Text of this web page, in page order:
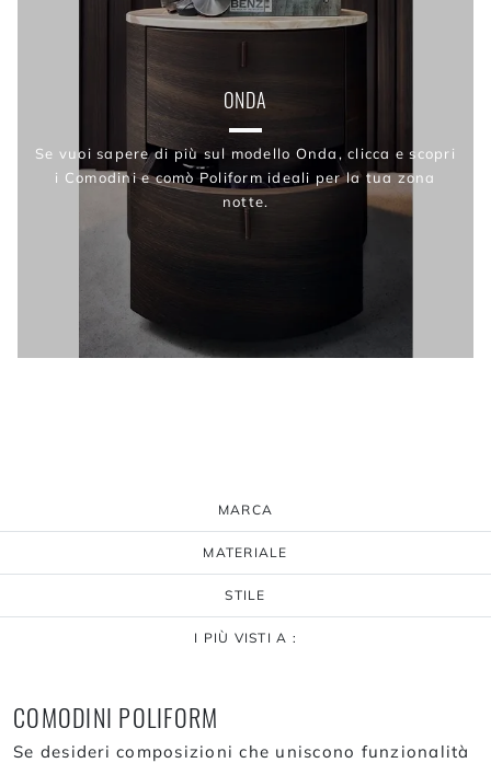
MARCA
MATERIALE
STILE
I PIÙ VISTI A :
ONDA
Se vuoi sapere di più sul modello Onda, clicca e scopri
i Comodini e comò Poliform ideali per la tua zona
notte.
COMODINI POLIFORM
Se desideri composizioni che uniscono funzionalità